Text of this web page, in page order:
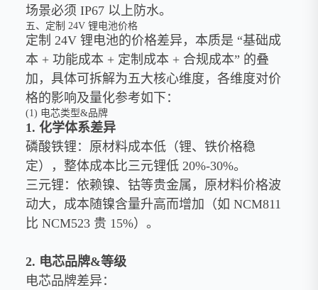
场景必须 IP67 以上防水。
五、定制 24V 锂电池价格
定制 24V 锂电池的价格差异，本质是 “基础成
本 + 功能成本 + 定制成本 + 合规成本” 的叠
加，具体可拆解为五大核心维度，各维度对价
格的影响及量化参考如下：
(1) 电芯类型&品牌
1. 化学体系差异
磷酸铁锂：原材料成本低（锂、铁价格稳
定），整体成本比三元锂低 20%-30%。
三元锂：依赖镍、钴等贵金属，原材料价格波
动大，成本随镍含量升高而增加（如 NCM811
比 NCM523 贵 15%）。
2. 电芯品牌&等级
电芯品牌差异：